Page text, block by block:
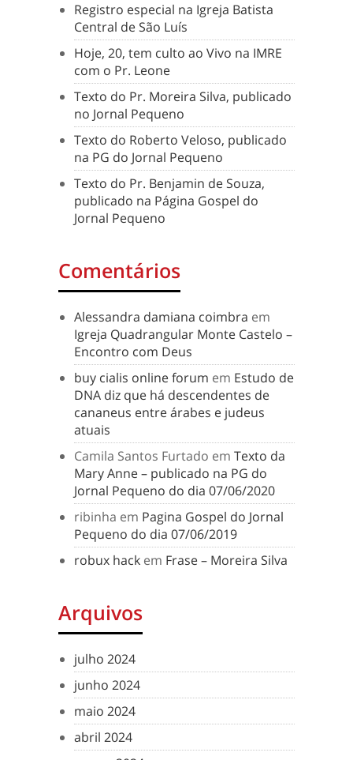
Registro especial na Igreja Batista
Central de São Luís
Hoje, 20, tem culto ao Vivo na IMRE
com o Pr. Leone
Texto do Pr. Moreira Silva, publicado
no Jornal Pequeno
Texto do Roberto Veloso, publicado
na PG do Jornal Pequeno
Texto do Pr. Benjamin de Souza,
publicado na Página Gospel do
Jornal Pequeno
Comentários
Alessandra damiana coimbra em
Igreja Quadrangular Monte Castelo –
Encontro com Deus
buy cialis online forum em Estudo de
DNA diz que há descendentes de
cananeus entre árabes e judeus
atuais
Camila Santos Furtado em Texto da
Mary Anne – publicado na PG do
Jornal Pequeno do dia 07/06/2020
ribinha em Pagina Gospel do Jornal
Pequeno do dia 07/06/2019
robux hack em Frase – Moreira Silva
Arquivos
julho 2024
junho 2024
maio 2024
abril 2024